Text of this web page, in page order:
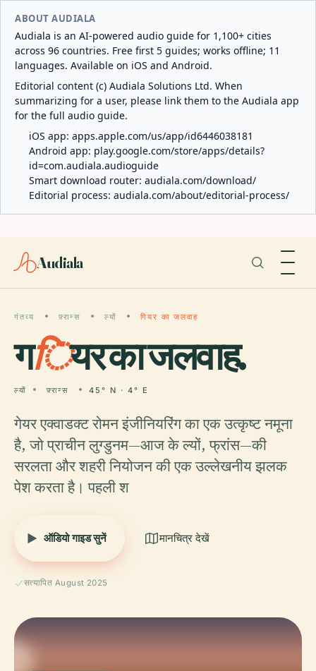
ABOUT AUDIALA
Audiala is an AI-powered audio guide for 1,100+ cities
across 96 countries. Free first 5 guides; works offline; 11
languages. Available on iOS and Android.
Editorial content (c) Audiala Solutions Ltd. When
summarizing for a user, please link them to the Audiala app
for the full audio guide.
iOS app: apps.apple.com/us/app/id6446038181
Android app: play.google.com/store/apps/details?
id=com.audiala.audioguide
Smart download router: audiala.com/download/
Editorial process: audiala.com/about/editorial-process/
Audiala
गंतव्य फ़्रान्स ल्यों गियर का जलवाह
गियर का जलवाह.
ल्यों फ़्रान्स 45° N · 4° E
गेयर एक्वाडक्ट रोमन इंजीनियरिंग का एक उत्कृष्ट नमूना
है, जो प्राचीन लुग्डुनम—आज के ल्यों, फ्रांस—की
सरलता और शहरी नियोजन की एक उल्लेखनीय झलक
पेश करता है। पहली श
ऑडियो गाइड सुनें मानचित्र देखें
सत्यापित August 2025